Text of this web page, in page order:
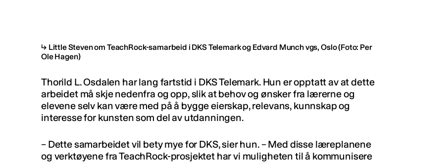
Little Steven om TeachRock-samarbeid i DKS Telemark og Edvard Munch vgs, Oslo(Foto: Per
Ole Hagen)
Thorild L. Osdalen har lang fartstid i DKS Telemark. Hun er opptatt av at dette
arbeidet må skje nedenfra og opp, slik at behov og ønsker fra lærerne og
elevene selv kan være med på å bygge eierskap, relevans, kunnskap og
interesse for kunsten som del av utdanningen.
– Dette samarbeidet vil bety mye for DKS, sier hun. – Med disse læreplanene
og verktøyene fra TeachRock-prosjektet har vi muligheten til å kommunisere